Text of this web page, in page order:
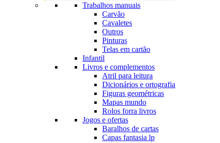
Trabalhos manuais
Carvão
Cavaletes
Outros
Pinturas
Telas em cartão
Infantil
Livros e complementos
Atril para leitura
Dicionários e ortografia
Figuras geométricas
Mapas mundo
Rolos forra livros
Jogos e ofertas
Baralhos de cartas
Capas fantasia lp